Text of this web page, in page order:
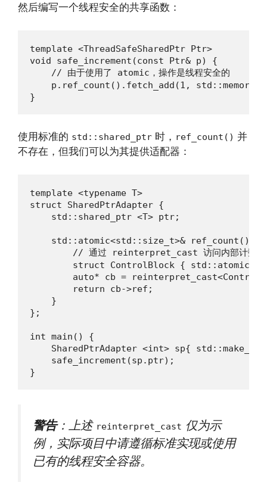
然后编写一个线程安全的共享函数：
template <ThreadSafeSharedPtr Ptr>
void safe_increment(const Ptr& p) {
    // 由于使用了 atomic，操作是线程安全的
p.ref_count().fetch_add(1,
}
使用标准的 std::shared_ptr 时， ref_count() 并
不存在，但我们可以为其提供适配器：
template <typename T>
struct SharedPtrAdapter {
    std::shared_ptr <T> ptr;
    std::atomic<std::size_t>& ref_count() {
// 通过 reinterpret_cast 访问内部计数器
struct ControlBlock {
auto* cb =
        return cb->ref;
    }
};
int main() {
SharedPtrAdapter <int> sp{
    safe_increment(sp.ptr);
}
警告：上述 reinterpret_cast 仅为示
例，实际项目中请遵循标准实现或使用
已有的线程安全容器。